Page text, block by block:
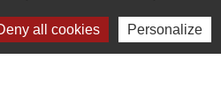
all cookies Personalize